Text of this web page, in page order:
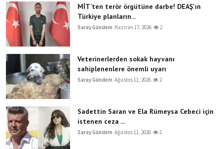
MİT’ten terör örgütüne darbe! DEAŞ'ın
Türkiye planların...
Saray Gündem Haziran 17, 2026 2
Veterinerlerden sokak hayvanı
sahiplenenlere önemli uyarı
Saray Gündem Ağustos 11, 2026 2
Sadettin Saran ve Ela Rümeysa Cebeci için
istenen ceza ...
Saray Gündem Ağustos 11, 2026 2